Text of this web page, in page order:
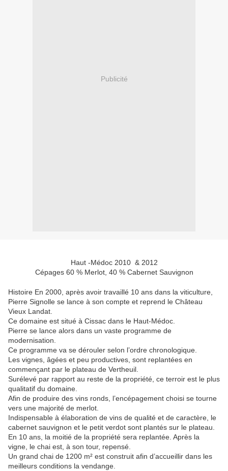
Publicité
Haut -Médoc 2010 & 2012
Cépages 60 % Merlot, 40 % Cabernet Sauvignon
Histoire En 2000, après avoir travaillé 10 ans dans la viticulture,
Pierre Signolle se lance à son compte et reprend le Château
Vieux Landat.
Ce domaine est situé à Cissac dans le Haut-Médoc.
Pierre se lance alors dans un vaste programme de
modernisation.
Ce programme va se dérouler selon l’ordre chronologique.
Les vignes, âgées et peu productives, sont replantées en
commençant par le plateau de Vertheuil.
Surélevé par rapport au reste de la propriété, ce terroir est le plus
qualitatif du domaine.
Afin de produire des vins ronds, l’encépagement choisi se tourne
vers une majorité de merlot.
Indispensable à élaboration de vins de qualité et de caractère, le
cabernet sauvignon et le petit verdot sont plantés sur le plateau.
En 10 ans, la moitié de la propriété sera replantée. Après la
vigne, le chai est, à son tour, repensé.
Un grand chai de 1200 m² est construit afin d’accueillir dans les
meilleurs conditions la vendange.